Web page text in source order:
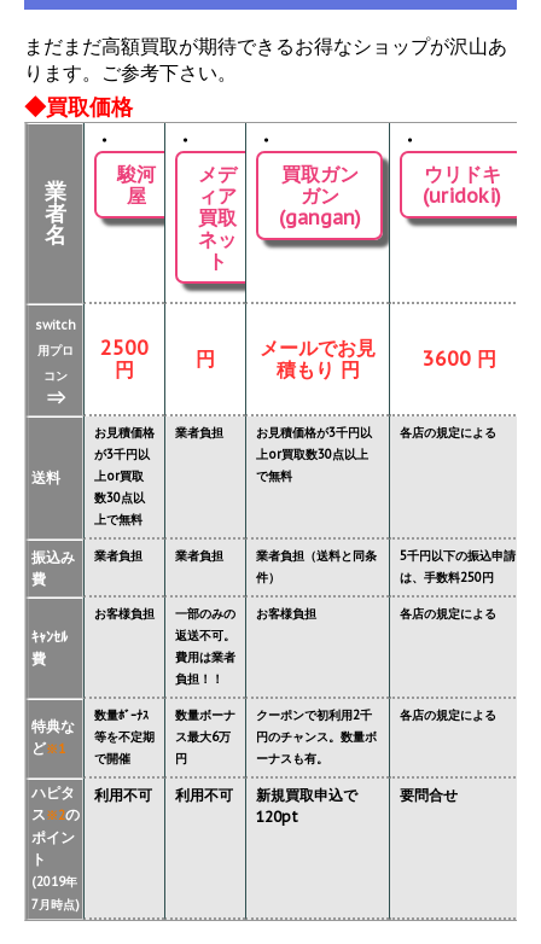
まだまだ高額買取が期待できるお得なショップが沢山あ
ります。ご参考下さい。
◆買取価格
業
者
名
・
駿河
屋
・
メデ
ィア
買取
ネッ
ト
・
買取ガン
ガン
(gangan)
・
ウリドキ
(uridoki)
switch
用プロ
コン
⇒
2500
円
円
メールでお見
積もり 円
3600 円
送料
お見積価格
が3千円以
上or買取
数30点以
上で無料
業者負担
お見積価格が3千円以
上or買取数30点以上
で無料
各店の規定による
振込み
費
業者負担 業者負担
業者負担（送料と同条
件）
5千円以下の振込申請
は、手数料250円
ｷｬﾝｾﾙ
費
お客様負担
一部のみの
返送不可。
費用は業者
負担！！
お客様負担 各店の規定による
特典な
ど※1
数量ﾎﾞｰﾅｽ
等を不定期
で開催
数量ボーナ
ス最大6万
円
クーポンで初利用2千
円のチャンス。数量ボ
ーナスも有。
各店の規定による
ハピタ
ス※2の
ポイン
ト
(2019年
7月時点)
利用不可 利用不可
新規買取申込で
120pt
要問合せ